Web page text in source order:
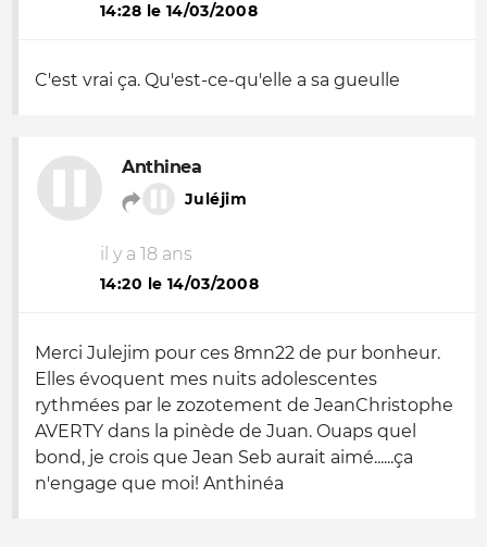
14:28 le 14/03/2008
C'est vrai ça. Qu'est-ce-qu'elle a sa gueulle
Anthinea
Juléjim
il y a 18 ans
14:20 le 14/03/2008
Merci Julejim pour ces 8mn22 de pur bonheur.
Elles évoquent mes nuits adolescentes
rythmées par le zozotement de JeanChristophe
AVERTY dans la pinède de Juan. Ouaps quel
bond, je crois que Jean Seb aurait aimé......ça
n'engage que moi! Anthinéa